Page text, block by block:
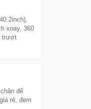
xoay, 360
trượt
đế
rẻ, đem